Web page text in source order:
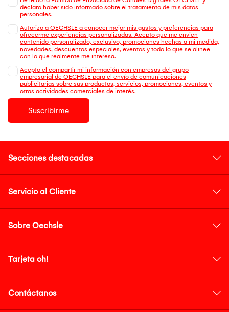
declaro haber sido informado sobre el tratamiento de mis datos
personales.
Autorizo a OECHSLE a conocer mejor mis gustos y preferencias para
ofrecerme experiencias personalizadas. Acepto que me envien
contenido personalizado, exclusivo, promociones hechas a mi medida,
novedades, descuentos especiales, eventos y todo lo que se alinee
con lo que realmente me interesa.
Acepto el compartir mi información con empresas del grupo
empresarial de OECHSLE para el envío de comunicaciones
publicitarias sobre sus productos, servicios, promociones, eventos y
otras actividades comerciales de interés.
Suscribirme
Secciones destacadas
Servicio al Cliente
Sobre Oechsle
Tarjeta oh!
Contáctanos